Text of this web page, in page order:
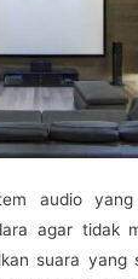
audio
agar tidak
suara yang